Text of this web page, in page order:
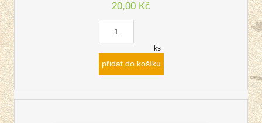
20,00 Kč
ks
přidat do košíku